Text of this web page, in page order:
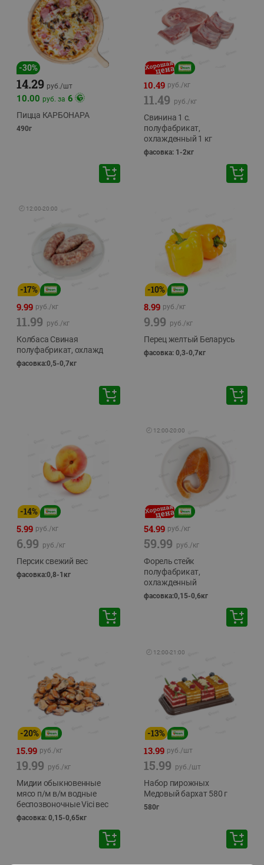
-30%
14.29 руб./шт
10.00 руб. за 6
Пицца КАРБОНАРА
490г
10.49 руб./кг
11.49 руб./кг
Свинина 1 с.
полуфабрикат,
охлажденный 1 кг
фасовка: 1-2кг
🕘 12:00-20:00
-17%
9.99 руб./кг
11.99 руб./кг
Колбаса Свиная
полуфабрикат, охлажд
фасовка:0,5-0,7кг
-10%
8.99 руб./кг
9.99 руб./кг
Перец желтый Беларусь
фасовка: 0,3-0,7кг
-14%
5.99 руб./кг
6.99 руб./кг
Персик свежий вес
фасовка:0,8-1кг
🕘 12:00-20:00
54.99 руб./кг
59.99 руб./кг
Форель стейк
полуфабрикат,
охлажденный
фасовка:0,15-0,6кг
-20%
15.99 руб./кг
19.99 руб./кг
Мидии обыкновенные
мясо п/м в/м водные
беспозвоночные Vici вес
фасовка: 0,15-0,65кг
🕘 12:00-21:00
-13%
13.99 руб./шт
15.99 руб./шт
Набор пирожных
Медовый бархат 580 г
580г